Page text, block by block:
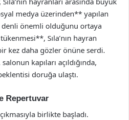
medya üzerinden** yapılan
denli önemli olduğunu ortaya
Sıla’nın hayran
kez daha gözler önüne serdi.
kapıları açıldığında,
doruğa ulaştı.
Repertuvar
birlikte başladı.